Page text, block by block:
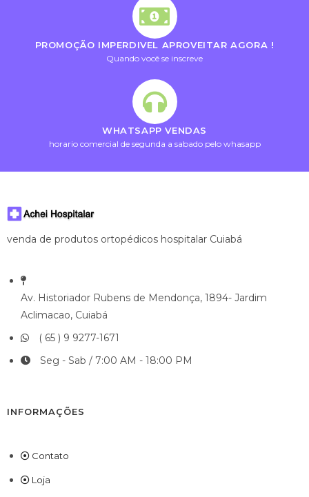
PROMOÇÃO IMPERDIVEL APROVEITAR AGORA !
Quando você se inscreve
WHATSAPP VENDAS
horario comercial de segunda a sabado pelo whasapp
venda de produtos ortopédicos hospitalar Cuiabá
Av. Historiador Rubens de Mendonça, 1894- Jardim
Aclimacao, Cuiabá
( 65 ) 9 9277-1671
Seg - Sab / 7:00 AM - 18:00 PM
INFORMAÇÕES
Contato
Loja